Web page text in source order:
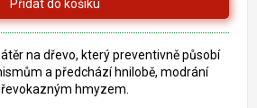
5
hvězdiček.
na dřevo, který preventivně působí
a předchází hnilobě, modrání
hmyzem.